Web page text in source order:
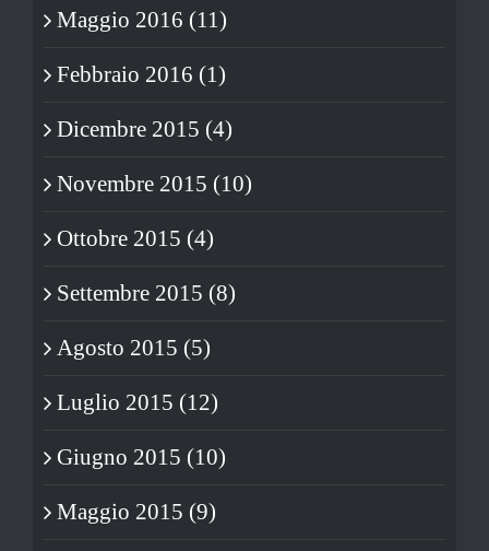
Maggio 2016 (11)
Febbraio 2016 (1)
Dicembre 2015 (4)
Novembre 2015 (10)
Ottobre 2015 (4)
Settembre 2015 (8)
Agosto 2015 (5)
Luglio 2015 (12)
Giugno 2015 (10)
Maggio 2015 (9)